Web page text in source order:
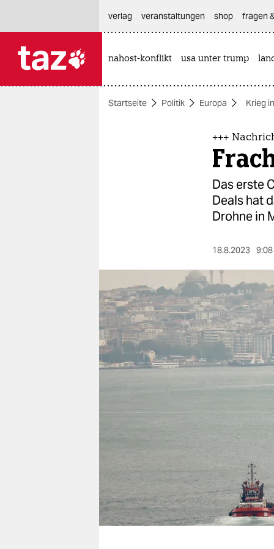
themen
nord
wahrheit
verlag
fragen & hilfe
unterstützen
abo
genossenschaft
verlag
veranstaltungen shop fragen
nahost-konflikt usa unter trump
Startseite Politik Europa Krieg
+++
Das erste
Deals hat
Drohne in
18.8.2023